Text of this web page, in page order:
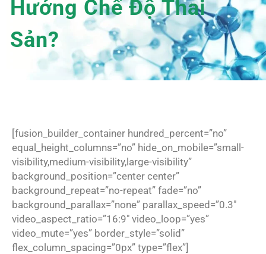
Hưởng Chế Độ Thai
Sản?
[fusion_builder_container hundred_percent=”no”
equal_height_columns=”no” hide_on_mobile=”small-
visibility,medium-visibility,large-visibility”
background_position=”center center”
background_repeat=”no-repeat” fade=”no”
background_parallax=”none” parallax_speed=”0.3″
video_aspect_ratio=”16:9″ video_loop=”yes”
video_mute=”yes” border_style=”solid”
flex_column_spacing=”0px” type=”flex”]